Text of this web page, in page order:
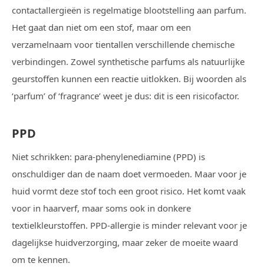
contactallergieën is regelmatige blootstelling aan parfum.
Het gaat dan niet om een stof, maar om een
verzamelnaam voor tientallen verschillende chemische
verbindingen. Zowel synthetische parfums als natuurlijke
geurstoffen kunnen een reactie uitlokken. Bij woorden als
‘parfum’ of ‘fragrance’ weet je dus: dit is een risicofactor.
PPD
Niet schrikken: para-phenylenediamine (PPD) is
onschuldiger dan de naam doet vermoeden. Maar voor je
huid vormt deze stof toch een groot risico. Het komt vaak
voor in haarverf, maar soms ook in donkere
textielkleurstoffen. PPD-allergie is minder relevant voor je
dagelijkse huidverzorging, maar zeker de moeite waard
om te kennen.